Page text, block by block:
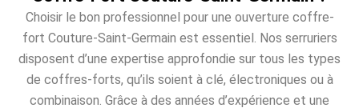
Choisir le bon professionnel pour une ouverture coffre-
fort Couture-Saint-Germain est essentiel. Nos serruriers
disposent d’une expertise approfondie sur tous les types
de coffres-forts, qu’ils soient à clé, électroniques ou à
combinaison. Grâce à des années d’expérience et une